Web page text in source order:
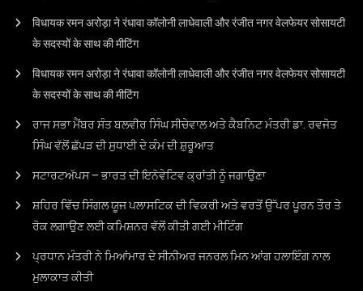
विधायक रमन अरोड़ा ने रंधावा कॉलोनी लाधेवाली और रंजीत नगर वेलफेयर सोसायटी
के सदस्यों के साथ की मीटिंग
विधायक रमन अरोड़ा ने रंधावा कॉलोनी लाधेवाली और रंजीत नगर वेलफेयर सोसायटी
के सदस्यों के साथ की मीटिंग
ਰਾਜ ਸਭਾ ਮੈਂਬਰ ਸੰਤ ਬਲਵੀਰ ਸਿੰਘ ਸੀਚੇਵਾਲ ਅਤੇ ਕੈਬਨਿਟ ਮੰਤਰੀ ਡਾ. ਰਵਜੋਤ
ਸਿੰਘ ਵੱਲੋਂ ਛੱਪੜ ਦੀ ਸੁਧਾਈ ਦੇ ਕੰਮ ਦੀ ਸ਼ੁਰੂਆਤ
ਸਟਾਰਟਅੱਪਸ – ਭਾਰਤ ਦੀ ਇਨੋਵੇਟਿਵ ਕ੍ਰਾਂਤੀ ਨੂੰ ਜਗਾਉਣਾ
ਸ਼ਹਿਰ ਵਿੱਚ ਸਿੰਗਲ ਯੂਜ ਪਲਾਸਟਿਕ ਦੀ ਵਿਕਰੀ ਅਤੇ ਵਰਤੋਂ ਉੱਪਰ ਪੂਰਨ ਤੌਰ ਤੇ
ਰੋਕ ਲਗਾਉਣ ਲਈ ਕਮਿਸ਼ਨਰ ਵੱਲੋਂ ਕੀਤੀ ਗਈ ਮੀਟਿੰਗ
ਪ੍ਰਧਾਨ ਮੰਤਰੀ ਨੇ ਮਿਆਂਮਾਰ ਦੇ ਸੀਨੀਅਰ ਜਨਰਲ ਮਿਨ ਆਂਗ ਹਲਾਇੰਗ ਨਾਲ
ਮੁਲਾਕਾਤ ਕੀਤੀ